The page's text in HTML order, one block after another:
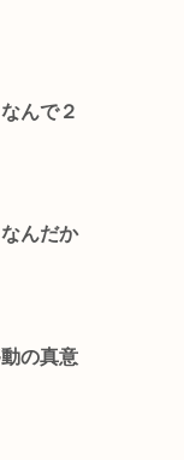
んで２
んだか
の真意